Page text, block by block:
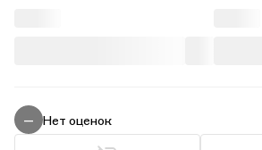
— Нет оценок